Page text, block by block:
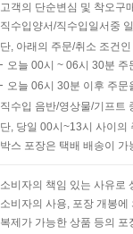
고객의 단순변심 및 착오구
직수입양서/직수입일서중
단, 아래의 주문/취소 조건
오늘 00시 ~ 06시 30분
오늘 06시 30분 이후 주
직수입 음반/영상물/기프트
단, 당일 00시~13시 사이의
박스 포장은 택배 배송이
소비자의 책임 있는 사유로
소비자의 사용, 포장 개봉
복제가 가능한 상품 등의